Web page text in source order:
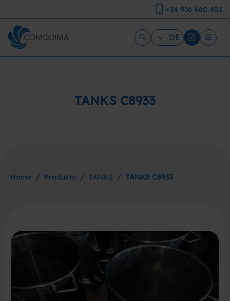
+34 936 460 403
DE
TANKS C8933
Home / Produkte / TANKS / TANKS C8933